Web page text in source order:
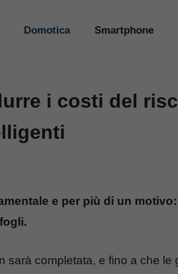
Domotica Smartphone
i costi del
e per più di un
sarà completata, e fino a che le